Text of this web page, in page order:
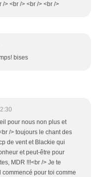
> <br /> <br /> <br />
bises
pour nous non plus et
/> toujours le chant des
de vent et Blackie qui
et peut-être pour
MDR !!!<br /> Je te
pour toi comme